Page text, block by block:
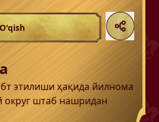
O'qish
этилиши ҳақида йилнома
округ штаб нашридан